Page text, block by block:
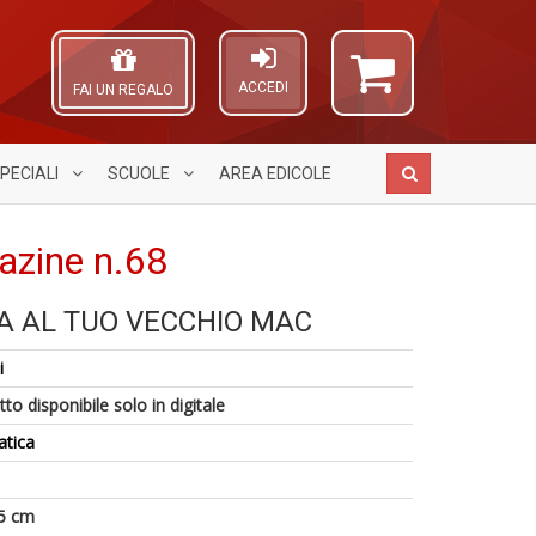
ACCEDI
FAI UN REGALO
SCUOLE AREA EDICOLE
n.68
AL TUO VECCHIO MAC
disponibile solo in digitale
cm